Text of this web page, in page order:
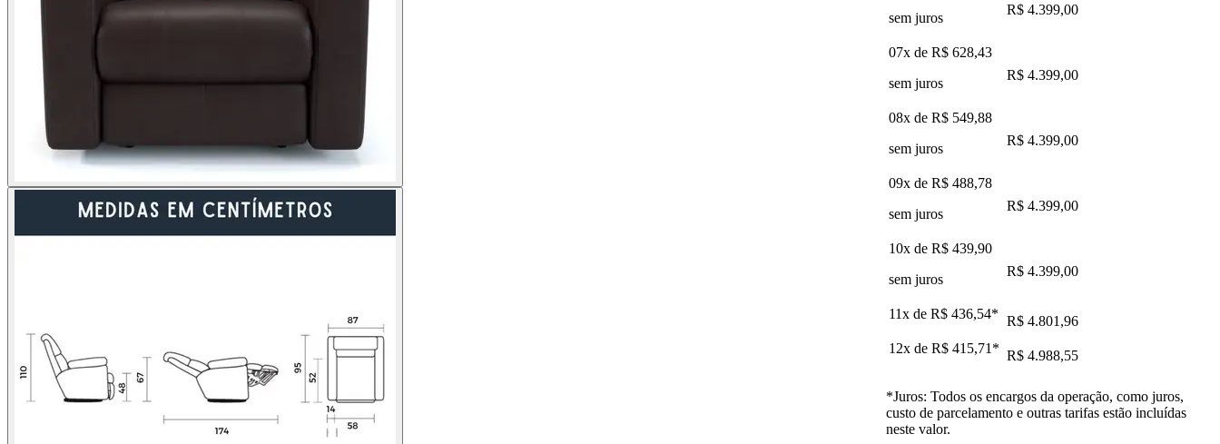
sem juros
R$ 4.399,00
07x de R$ 628,43
sem juros
R$ 4.399,00
08x de R$ 549,88
sem juros
R$ 4.399,00
09x de R$ 488,78
sem juros
R$ 4.399,00
10x de R$ 439,90
sem juros
R$ 4.399,00
11x de R$ 436,54* R$ 4.801,96
12x de R$ 415,71 * R$ 4.988,55
*Juros: Todos os encargos da operação, como juros,
custo de parcelamento e outras tarifas estão incluídas
neste valor.